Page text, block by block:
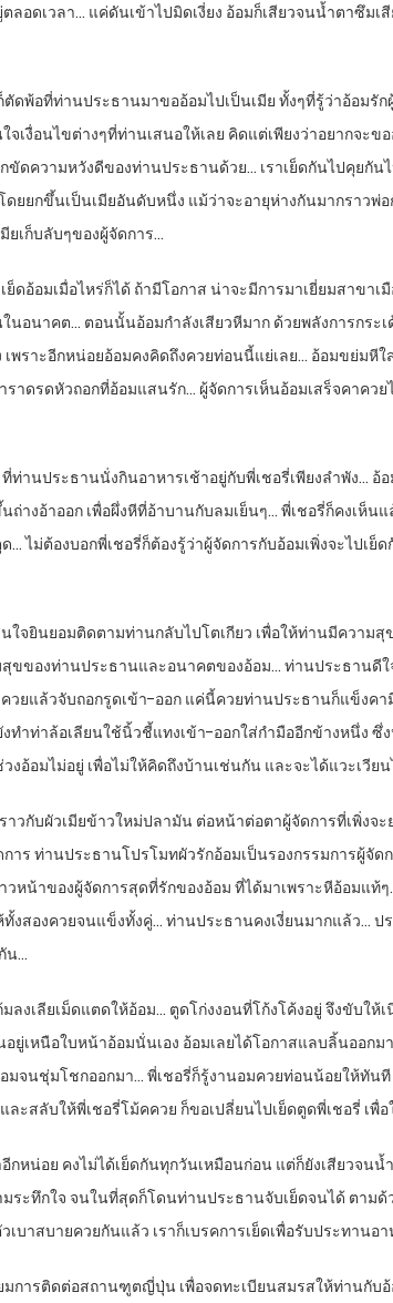
ลอดเวลา… แค่ดันเข้าไปมิดเงี่ยง อ้อมก็เสียวจนน้ำตาซึ
ตัดพ้อที่ท่านประธานมาขออ้อมไปเป็นเมีย ทั้งๆที่รู้ว่าอ้อม
เงื่อนไขต่างๆที่ท่านเสนอให้เลย คิดแต่เพียงว่าอยากจะ
ขัดความหวังดีของท่านประธานด้วย… เราเย็ดกันไปคุยกั
ยยกขึ้นเป็นเมียอันดับหนึ่ง แม้ว่าจะอายุห่างกันมากราวพ่
ยเก็บลับๆของผู้จัดการ…
ดอ้อมเมื่อไหร่ก็ได้ ถ้ามีโอกาส น่าจะมีการมาเยี่ยมสาขา
นอนาคต… ตอนนั้นอ้อมกำลังเสียวหีมาก ด้วยพลังการกร
เพราะอีกหน่อยอ้อมคงคิดถึงควยท่อนนี้แย่เลย… อ้อมขย่
าดรดหัวถอกที่อ้อมแสนรัก… ผู้จัดการเห็นอ้อมเสร็จคาคว
านประธานนั่งกินอาหารเช้าอยู่กับพี่เชอรี่เพียงลำพัง…
ถ่างอ้าออก เพื่อผึ่งหีที่อ้าบานกับลมเย็นๆ… พี่เชอรี่ก็คงเ
ไม่ต้องบอกพี่เชอรี่ก็ต้องรู้ว่าผู้จัดการกับอ้อมเพิ่งจะไปเ
จยินยอมติดตามท่านกลับไปโตเกียว เพื่อให้ท่านมีความ
ขของท่านประธานและอนาคตของอ้อม… ท่านประธานดี
ยแล้วจับถอกรูดเข้า-ออก แค่นี้ควยท่านประธานก็แข็งคา
ทำท่าล้อเลียนใช้นิ้วชี้แทงเข้า-ออกใส่กำมืออีกข้างหนึ่ง
อ้อมไม่อยู่ เพื่อไม่ให้คิดถึงบ้านเช่นกัน และจะได้แวะเวี
วกับผัวเมียข้าวใหม่ปลามัน ต่อหน้าต่อตาผู้จัดการที่เพิ่ง
ร ท่านประธานโปรโมทผัวรักอ้อมเป็นรองกรรมการผู้จัด
วหน้าของผู้จัดการสุดที่รักของอ้อม ที่ได้มาเพราะหีอ้อมแ
สองควยจนแข็งทั้งคู่… ท่านประธานคงเงี่ยนมากแล้ว…
น…
ลงเลียเม็ดแตดให้อ้อม… ตูดโก่งงอนที่โก้งโค้งอยู่ จึงขับใ
ยู่เหนือใบหน้าอ้อมนั่นเอง อ้อมเลยได้โอกาสแลบลิ้นออก
จนชุ่มโชกออกมา… พี่เชอรี่ก็รู้งานอมควยท่อนน้อยให้ทัน
ะสลับให้พี่เชอรี่โม้คควย ก็ขอเปลี่ยนไปเย็ดตูดพี่เชอรี่ เพื่
กหน่อย คงไม่ได้เย็ดกันทุกวันเหมือนก่อน แต่ก็ยังเสียวจน
ระทึกใจ จนในที่สุดก็โดนท่านประธานจับเย็ดจนได้ ตาม
บาสบายควยกันแล้ว เราก็เบรคการเย็ดเพื่อรับประทานอ
การติดต่อสถานฑูตญี่ปุ่น เพื่อจดทะเบียนสมรสให้ท่านกับ